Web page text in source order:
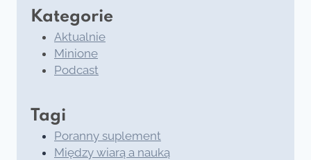
Kategorie
Aktualnie
Minione
Podcast
Tagi
Poranny suplement
Między wiarą a nauką